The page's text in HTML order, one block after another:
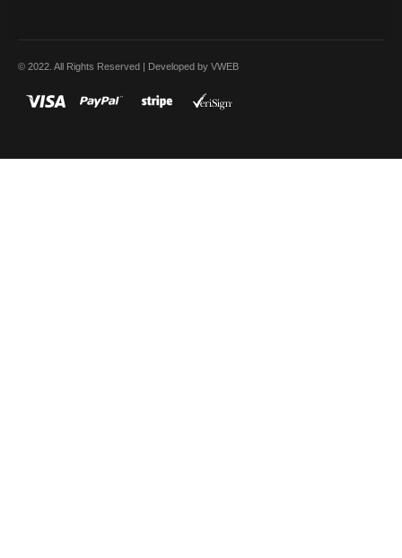
© 2022. All Rights Reserved | Developed by VWEB